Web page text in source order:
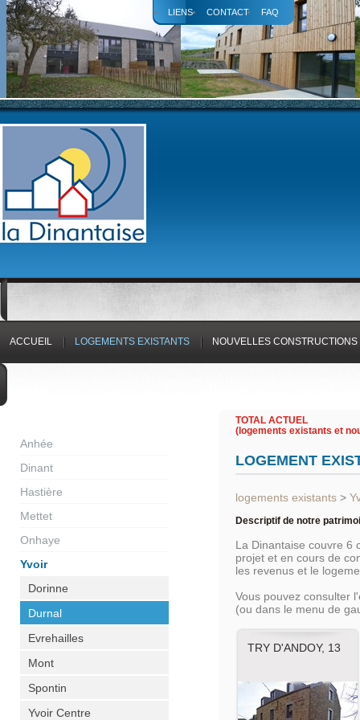
LIENS CONTACT FAQ
ACCUEIL LOGEMENTS EXISTANTS NOUVELLES CONSTRUCTIONS
Anhée
Dinant
Hastière
Mettet
Onhaye
Yvoir
Dorinne
Durnal
Evrehailles
Mont
Spontin
Yvoir Centre
TOTAL ACTUEL
(logements existants et
LOGEMENT
logements existants >
Descriptif de notre
La Dinantaise couvre 6
projet et en cours de
les revenus et le
Vous pouvez consulter
(ou dans le menu de
TRY D'ANDOY, 13